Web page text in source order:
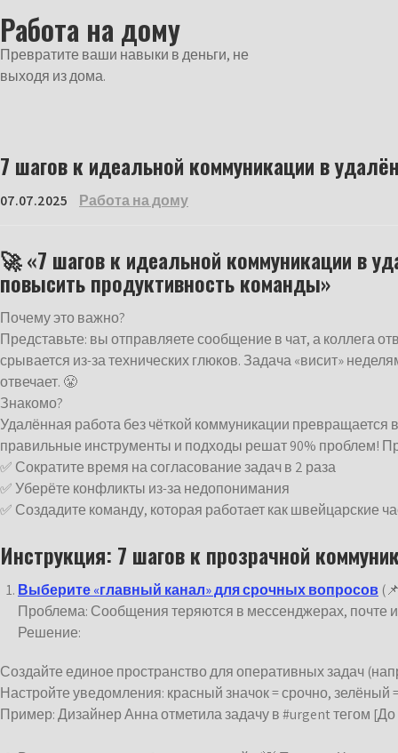
содержимому
Работа на дому
Превратите ваши навыки в деньги, не
выходя из дома.
7 шагов к идеальной коммуникации в
07.07.2025 Работа на дому
🚀 «7 шагов к идеальной коммуникации в
повысить продуктивность команды»
Почему это важно?
Представьте: вы отправляете сообщение в чат, а коллега
срывается из-за технических глюков. Задача «висит»
отвечает. 😤
Знакомо?
Удалённая работа без чёткой коммуникации превращается
правильные инструменты и подходы решат 90% проблем!
✅ Сократите время на согласование задач в 2 раза
✅ Уберёте конфликты из-за недопонимания
✅ Создадите команду, которая работает как швейцарские
Инструкция: 7 шагов к прозрачной
Выберите «главный канал» для срочных вопросов
Проблема: Сообщения теряются в мессенджерах, почте и
Решение:
Создайте единое пространство для оперативных задач
Настройте уведомления: красный значок = срочно, зелёный
Пример: Дизайнер Анна отметила задачу в #urgent тегом